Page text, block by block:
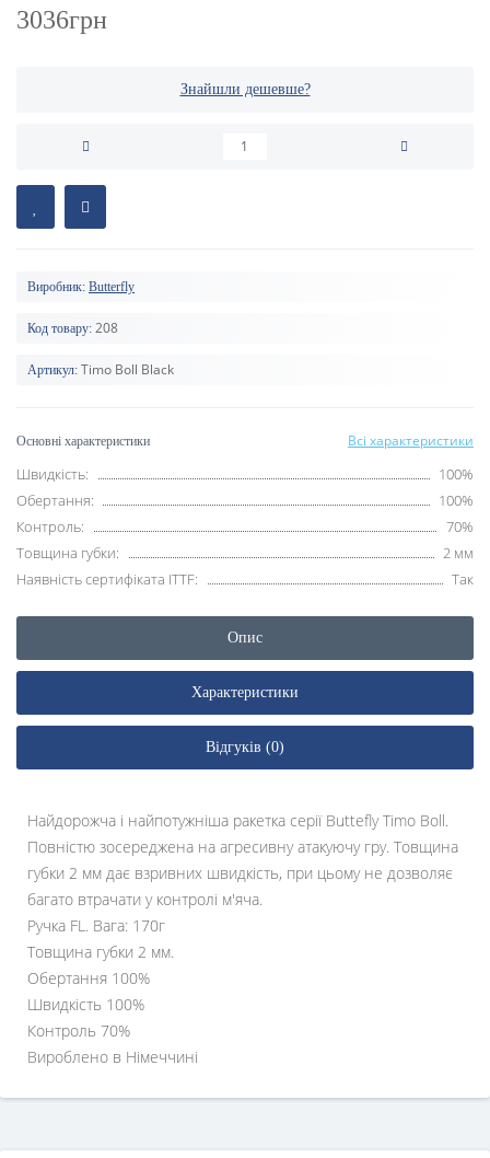
3036грн
Знайшли дешевше?
Виробник: Butterfly
Код товару: 208
Артикул: Timo Boll Black
Основні характеристики Всі характеристики
Швидкість:
100%
Обертання:
100%
Контроль:
70%
Товщина губки:
2 мм
Наявність сертифіката ITTF:
Так
Опис
Характеристики
Відгуків (0)
Найдорожча і найпотужніша ракетка серії Buttefly Timo Boll.
Повністю зосереджена на агресивну атакуючу гру. Товщина
губки 2 мм дає взривних швидкість, при цьому не дозволяє
багато втрачати у контролі м'яча.
Ручка FL. Вага: 170г
Товщина губки 2 мм.
Обертання 100%
Швидкість 100%
Контроль 70%
Вироблено в Німеччині